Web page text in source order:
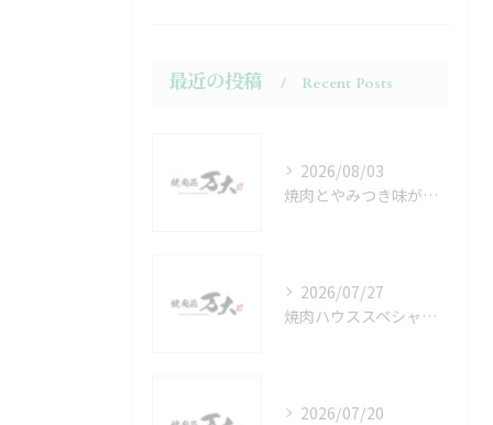
最近の投稿 Recent Posts
2026/08/03
焼肉とやみつき味が話題の愛知県日進市碧南市エリア真相と噂を徹底比較
2026/07/27
焼肉ハウススペシャルでコスパ満点の満腹体験を家族や友人と楽しむ方法
2026/07/20